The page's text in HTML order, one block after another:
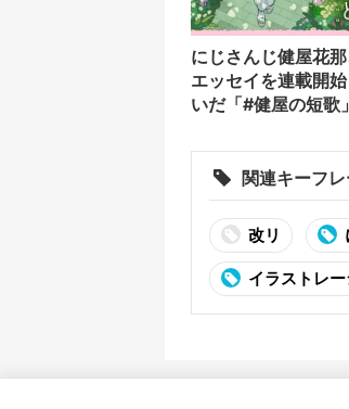
にじさんじ健屋花
エッセイを連載開
いだ「#健屋の短歌
関連キーフ
改リ
イラストレ